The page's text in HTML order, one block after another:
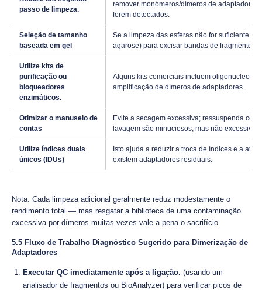
passo de limpeza.
remover monómeros/dímeros de
forem detectados.
Seleção de tamanho
baseada em gel
Se a limpeza das esferas não for suficiente,
agarose) para excisar bandas de fragmentos,
Utilize kits de
purificação ou
bloqueadores
enzimáticos.
Alguns kits comerciais incluem
amplificação de dímeros de adaptadores.
Otimizar o manuseio de
contas
Evite a secagem excessiva; ressuspenda
lavagem são minuciosos, mas não excessivos.
Utilize índices duais
únicos (IDUs)
Isto ajuda a reduzir a troca de índices e a
existem adaptadores residuais.
Nota: Cada limpeza adicional geralmente reduz modestamente o
rendimento total — mas resgatar a biblioteca de uma contaminação
excessiva por dímeros muitas vezes vale a pena o sacrifício.
5.5 Fluxo de Trabalho Diagnóstico Sugerido para Dimerização de
Adaptadores
Executar QC imediatamente após a ligação. (usando um
analisador de fragmentos ou BioAnalyzer) para verificar picos de